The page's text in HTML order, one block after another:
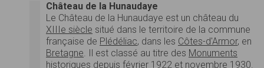
Château de la Hunaudaye
Le Château de la Hunaudaye est un château du
XIIIe siècle situé dans le territoire de la commune
française de Plédéliac, dans les Côtes-d'Armor, en
Bretagne. Il est classé au titre des Monuments
historiques depuis février 1922 et novembre 1930.